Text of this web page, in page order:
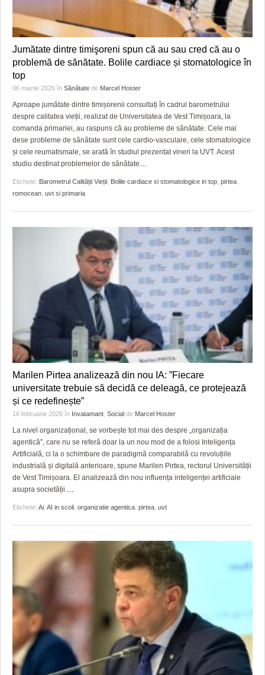
Jumătate dintre timişoreni spun că au sau cred că au o
problemă de sănătate. Bolile cardiace și stomatologice în
top
06 martie 2026 în Sănătate de Marcel Hoster
Aproape jumătate dintre timișorenii consultați în cadrul barometrului
despre calitatea vieții, realizat de Universitatea de Vest Timișoara, la
comanda primariei, au raspuns că au probleme de sănătate. Cele mai
dese probleme de sănătate sunt cele cardio-vasculare, cele stomatologice
și cele reumatismale, se arată în studiul prezentat vineri la UVT. Acest
studiu destinat problemelor de sănătate…
Etichete: Barometrul Calității Vieții Bolile cardiace si stomatologice in top pirtea
romocean uvt si primaria
Marilen Pirtea analizează din nou IA: ”Fiecare
universitate trebuie să decidă ce deleagă, ce protejează
și ce redefinește”
16 februarie 2026 în Invatamant Social de Marcel Hoster
La nivel organizațional, se vorbește tot mai des despre „organizația
agentică”, care nu se referă doar la un nou mod de a folosi Inteligența
Artificială, ci la o schimbare de paradigmă comparabilă cu revoluțiile
industrială și digitală anterioare, spune Marilen Pirtea, rectorul Universității
de Vest Timișoara. El analizează din nou influența inteligenței artificiale
asupra societății.
Etichete: Ai AI in scoli organizatie agentica pirtea uvt